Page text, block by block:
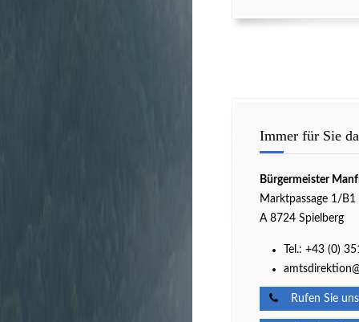
Immer für Sie
Bürgermeister
Marktpassage 1/B1
A 8724 Spielberg
Tel.: +43 (0)
Rufen Sie